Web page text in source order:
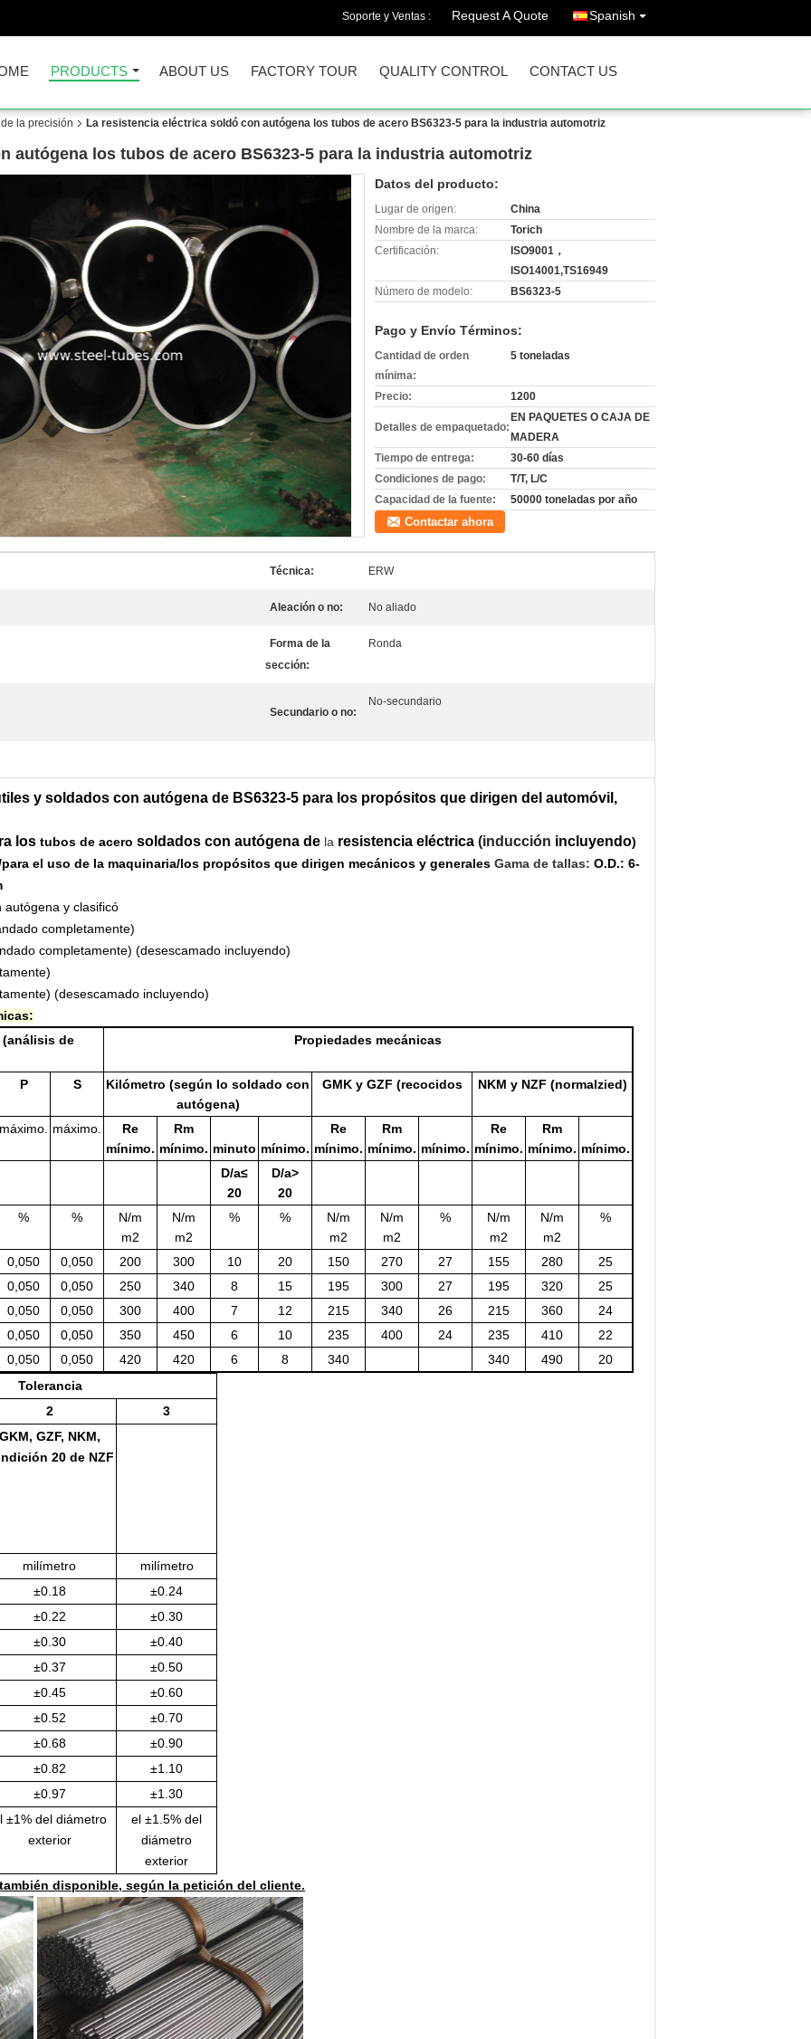
Soporte y Ventas : Request A Quote Spanish
PRODUCTS ABOUT US FACTORY TOUR QUALITY CONTROL CONTACT US
la precisión La resistencia eléctrica soldó con autógena los tubos de acero BS6323-5 para la industria automotriz
autógena los tubos de acero BS6323-5 para la industria automotriz
Datos del producto:
Lugar de origen:
China
Nombre de la marca:
Torich
Certificación:
ISO9001，
ISO14001,TS16949
Número de modelo:
BS6323-5
Pago y Envío Términos:
Cantidad de orden
mínima:
5 toneladas
Precio: 1200
Detalles de empaquetado:
EN PAQUETES O CAJA DE
MADERA
Tiempo de entrega:
30-60 días
Condiciones de pago:
T/T, L/C
Capacidad de la fuente:
50000 toneladas por año
Contactar ahora
Técnica: ERW
Aleación o no: No aliado
Forma de la
sección:
Ronda
Secundario o no:
No-secundario
y soldados con autógena de BS6323-5 para los propósitos que dirigen del automóvil,
los tubos de acero soldados con autógena de la resistencia eléctrica (inducción incluyendo)
el uso de la maquinaria/los propósitos que dirigen mecánicos y generales Gama de tallas: O.D.: 6-
autógena y clasificó
completamente)
completamente) (desescamado incluyendo)
(desescamado incluyendo)
de
Propiedades mecánicas
P S
Kilómetro (según lo soldado con
autógena)
GMK y GZF (recocidos NKM y NZF (normalzied)
máximo. máximo.
Re
mínimo.
Rm
mínimo. minuto mínimo.
Re
mínimo.
Rm
mínimo. mínimo.
Re
mínimo.
Rm
mínimo. mínimo.
D/a≤
20
D/a>
20
%
%
N/m
m2
N/m
m2
% %
N/m
m2
N/m
m2
%
N/m
m2
N/m
m2
%
0,050 0,050 200 300 10 20 150 270 27 155 280
25
0,050
0,050 250 340 8 15 195 300 27 195 320
25
0,050
0,050 300 400 7 12 215 340 26 215 360
24
0,050
0,050 350 450 6 10 235 400 24 235 410
22
0,050
0,050 420 420 6 8 340 340 490
20
Tolerancia
2
3
GZF, NKM,
20 de NZF
milímetro
milímetro
±0.18
±0.24
±0.22
±0.30
±0.30
±0.40
±0.37
±0.50
±0.45
±0.60
±0.52
±0.70
±0.68
±0.90
±0.82
±1.10
±0.97
±1.30
±1% del diámetro
exterior
el ±1.5% del
diámetro
exterior
disponible, según la petición del cliente.